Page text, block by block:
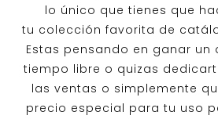
lo único que tienes que
tu colección favorita de
Estas pensando en ganar un
tiempo libre o quizas
las ventas o simplemente
precio especial para tu uso